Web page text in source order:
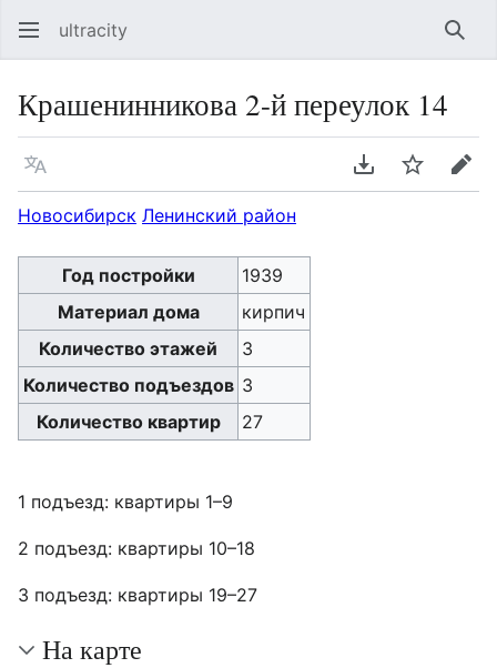
ultracity
Крашенинникова 2-й переулок 14
Язык Скачать PDF
Следить
Новосибирск Ленинский район
Год постройки
1939
Материал дома
кирпич
Количество этажей
3
Количество подъездов 3
Количество квартир
27
1 подъезд: квартиры 1–9
2 подъезд: квартиры 10–18
3 подъезд: квартиры 19–27
На карте